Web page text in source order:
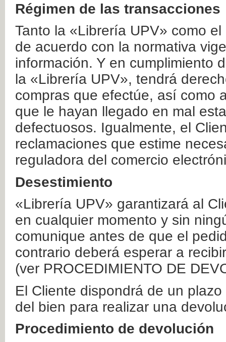
Régimen de las transacciones
Tanto la «Librería UPV» como
de acuerdo con la normativa
información. Y en cumplimiento
la «Librería UPV», tendrá
compras que efectúe, así como
que le hayan llegado en mal
defectuosos. Igualmente, el
reclamaciones que estime
reguladora del comercio
Desestimiento
«Librería UPV» garantizará al
en cualquier momento y sin
comunique antes de que el
contrario deberá esperar a
(ver PROCEDIMIENTO DE
El Cliente dispondrá de un
del bien para realizar una
Procedimiento de devolución